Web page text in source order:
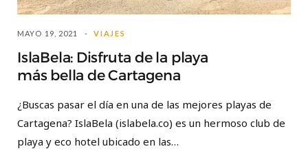
MAYO 19, 2021 VIAJES
IslaBela: Disfruta de la playa
más bella de Cartagena
¿Buscas pasar el día en una de las mejores playas de
Cartagena? IslaBela (islabela.co) es un hermoso club de
playa y eco hotel ubicado en las…